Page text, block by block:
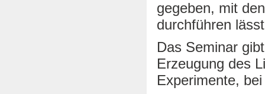
gegeben, mit
durchführen
Das Seminar
Erzeugung des
Experimente,